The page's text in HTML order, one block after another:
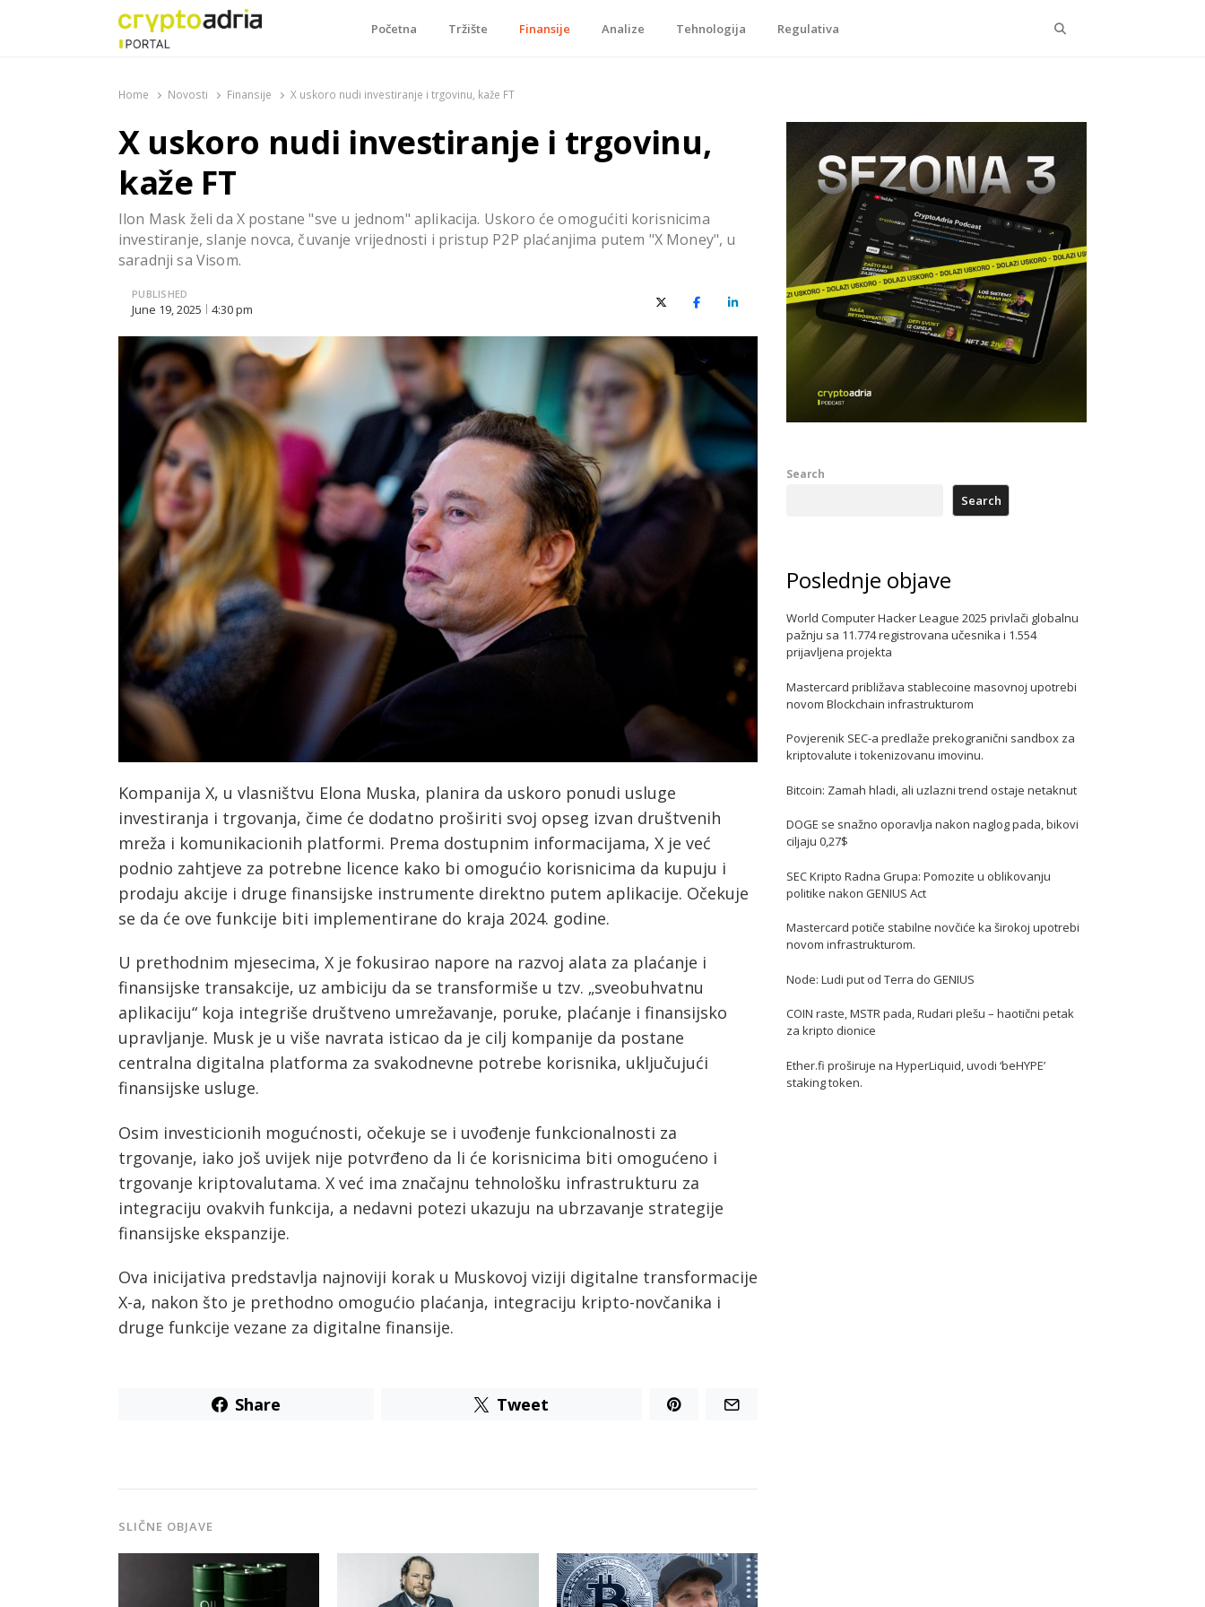
Početna Tržište Finansije Analize Tehnologija Regulativa
Home Novosti Finansije X uskoro nudi investiranje i trgovinu, kaže FT
X uskoro nudi investiranje i trgovinu,
kaže FT
Ilon Mask želi da X postane "sve u jednom" aplikacija. Uskoro će omogućiti korisnicima
investiranje, slanje novca, čuvanje vrijednosti i pristup P2P plaćanjima putem "X Money", u
saradnji sa Visom.
PUBLISHED
June 19, 2025 4:30 pm X (Twitter)FacebookLinkedIn
Kompanija X, u vlasništvu Elona Muska, planira da uskoro ponudi usluge
investiranja i trgovanja, čime će dodatno proširiti svoj opseg izvan društvenih
mreža i komunikacionih platformi. Prema dostupnim informacijama, X je već
podnio zahtjeve za potrebne licence kako bi omogućio korisnicima da kupuju i
prodaju akcije i druge finansijske instrumente direktno putem aplikacije. Očekuje
se da će ove funkcije biti implementirane do kraja 2024. godine.
U prethodnim mjesecima, X je fokusirao napore na razvoj alata za plaćanje i
finansijske transakcije, uz ambiciju da se transformiše u tzv. „sveobuhvatnu
aplikaciju“ koja integriše društveno umrežavanje, poruke, plaćanje i finansijsko
upravljanje. Musk je u više navrata isticao da je cilj kompanije da postane
centralna digitalna platforma za svakodnevne potrebe korisnika, uključujući
finansijske usluge.
Osim investicionih mogućnosti, očekuje se i uvođenje funkcionalnosti za
trgovanje, iako još uvijek nije potvrđeno da li će korisnicima biti omogućeno i
trgovanje kriptovalutama. X već ima značajnu tehnološku infrastrukturu za
integraciju ovakvih funkcija, a nedavni potezi ukazuju na ubrzavanje strategije
finansijske ekspanzije.
Ova inicijativa predstavlja najnoviji korak u Muskovoj viziji digitalne transformacije
X-a, nakon što je prethodno omogućio plaćanja, integraciju kripto-novčanika i
druge funkcije vezane za digitalne finansije.
Share Tweet
SLIČNE OBJAVE
Search
Search
Poslednje objave
World Computer Hacker League 2025 privlači globalnu
pažnju sa 11.774 registrovana učesnika i 1.554
prijavljena projekta
Mastercard približava stablecoine masovnoj upotrebi
novom Blockchain infrastrukturom
Povjerenik SEC-a predlaže prekogranični sandbox za
kriptovalute i tokenizovanu imovinu.
Bitcoin: Zamah hladi, ali uzlazni trend ostaje netaknut
DOGE se snažno oporavlja nakon naglog pada, bikovi
ciljaju 0,27$
SEC Kripto Radna Grupa: Pomozite u oblikovanju
politike nakon GENIUS Act
Mastercard potiče stabilne novčiće ka širokoj upotrebi
novom infrastrukturom.
Node: Ludi put od Terra do GENIUS
COIN raste, MSTR pada, Rudari plešu – haotični petak
za kripto dionice
Ether.fi proširuje na HyperLiquid, uvodi ‘beHYPE’
staking token.